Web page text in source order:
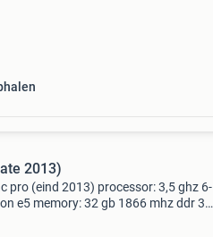
2013)
pro (eind 2013) processor: 3,5 ghz 6-
e5 memory: 32 gb 1866 mhz ddr 3